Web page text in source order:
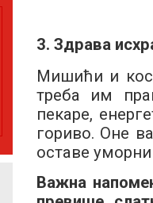
3. Здрава
Мишићи и
треба им
пекаре,
гориво. Оне
оставе
Важна